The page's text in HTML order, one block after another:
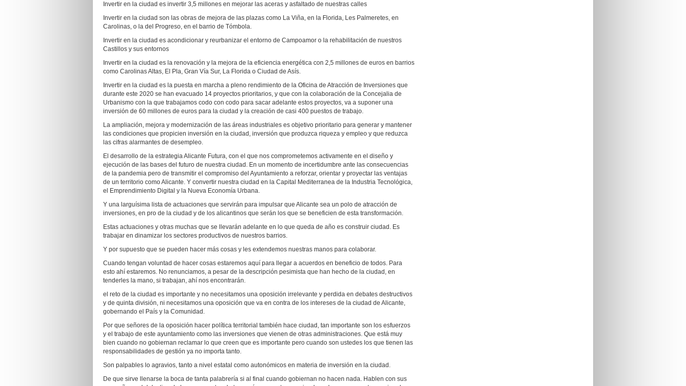
Invertir en la ciudad es invertir 3,5 millones en mejorar las aceras y asfaltado de nuestras calles
Invertir en la ciudad son las obras de mejora de las plazas como La Viña, en la Florida, Les Palmeretes, en
Carolinas, o la del Progreso, en el barrio de Tómbola.
Invertir en la ciudad es acondicionar y reurbanizar el entorno de Campoamor o la rehabilitación de nuestros
Castillos y sus entornos
Invertir en la ciudad es la renovación y la mejora de la eficiencia energética con 2,5 millones de euros en barrios
como Carolinas Altas, El Pla, Gran Vía Sur, La Florida o Ciudad de Asís.
Invertir en la ciudad es la puesta en marcha a pleno rendimiento de la Oficina de Atracción de Inversiones que
durante este 2020 se han evacuado 14 proyectos prioritarios, y que con la colaboración de la Concejalia de
Urbanismo con la que trabajamos codo con codo para sacar adelante estos proyectos, va a suponer una
inversión de 60 millones de euros para la ciudad y la creación de casi 400 puestos de trabajo.
La ampliación, mejora y modernización de las áreas industriales es objetivo prioritario para generar y mantener
las condiciones que propicien inversión en la ciudad, inversión que produzca riqueza y empleo y que reduzca
las cifras alarmantes de desempleo.
El desarrollo de la estrategia Alicante Futura, con el que nos comprometemos activamente en el diseño y
ejecución de las bases del futuro de nuestra ciudad. En un momento de incertidumbre ante las consecuencias
de la pandemia pero de transmitir el compromiso del Ayuntamiento a reforzar, orientar y proyectar las ventajas
de un territorio como Alicante. Y convertir nuestra ciudad en la Capital Mediterranea de la Industria Tecnológica,
el Emprendimiento Digital y la Nueva Economía Urbana.
Y una larguísima lista de actuaciones que servirán para impulsar que Alicante sea un polo de atracción de
inversiones, en pro de la ciudad y de los alicantinos que serán los que se beneficien de esta transformación.
Estas actuaciones y otras muchas que se llevarán adelante en lo que queda de año es construir ciudad. Es
trabajar en dinamizar los sectores productivos de nuestros barrios.
Y por supuesto que se pueden hacer más cosas y les extendemos nuestras manos para colaborar.
Cuando tengan voluntad de hacer cosas estaremos aquí para llegar a acuerdos en beneficio de todos. Para
esto ahí estaremos. No renunciamos, a pesar de la descripción pesimista que han hecho de la ciudad, en
tenderles la mano, si trabajan, ahí nos encontrarán.
el reto de la ciudad es importante y no necesitamos una oposición irrelevante y perdida en debates destructivos
y de quinta división, ni necesitamos una oposición que va en contra de los intereses de la ciudad de Alicante,
gobernando el País y la Comunidad.
Por que señores de la oposición hacer política territorial también hace ciudad, tan importante son los esfuerzos
y el trabajo de este ayuntamiento como las inversiones que vienen de otras administraciones. Que está muy
bien cuando no gobiernan reclamar lo que creen que es importante pero cuando son ustedes los que tienen las
responsabilidades de gestión ya no importa tanto.
Son palpables lo agravios, tanto a nivel estatal como autonómicos en materia de inversión en la ciudad.
De que sirve llenarse la boca de tanta palabrería si al final cuando gobiernan no hacen nada. Hablen con sus